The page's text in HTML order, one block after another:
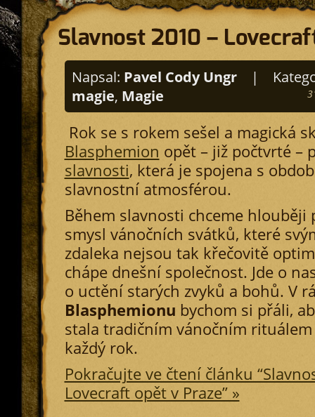
Slavnost 2010 –
Napsal: Pavel Cody Ungr |
magie, Magie
Rok se s rokem sešel a magická
Blasphemion opět – již počtvrté –
slavnosti, která je spojena s
slavnostní atmosférou.
Během slavnosti chceme hlouběji
smysl vánočních svátků, které
zdaleka nejsou tak křečovitě
chápe dnešní společnost. Jde o
o uctění starých zvyků a bohů. V
Blasphemionu bychom si přáli,
stala tradičním vánočním rituálem
každý rok.
Pokračujte ve čtení článku
Lovecraft opět v Praze” »